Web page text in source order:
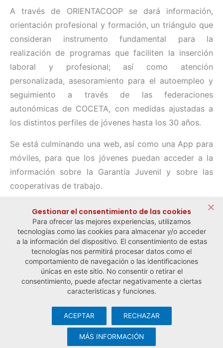
A través de ORIENTACOOP se dará información,
orientación profesional y formación, un triángulo que
consideran instrumento fundamental para la
realización de programas que faciliten la inserción
laboral y profesional; así como atención
personalizada, asesoramiento para el autoempleo y
seguimiento a través de las federaciones
autonómicas de COCETA, con medidas ajustadas a
los distintos perfiles de jóvenes hasta los 30 años.
Se está culminando una web, así como una App para
móviles, para que los jóvenes puedan acceder a la
información sobre la Garantía Juvenil y sobre las
cooperativas de trabajo.
← Noticia anterior Noticia siguiente →
© Observatorio Español de la Economía Social y del Trabajo
Aviso legal y política de privacidad
cookies· Desarrollo web:Visualco
Gestionar el consentimiento de las cookies
Para ofrecer las mejores experiencias, utilizamos
tecnologías como las cookies para almacenar y/o acceder
a la información del dispositivo. El consentimiento de estas
tecnologías nos permitirá procesar datos como el
comportamiento de navegación o las identificaciones
únicas en este sitio. No consentir o retirar el
consentimiento, puede afectar negativamente a ciertas
características y funciones.
ACEPTAR RECHAZAR
MÁS INFORMACIÓN